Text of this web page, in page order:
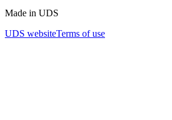
Made in UDS
UDS websiteTerms of use